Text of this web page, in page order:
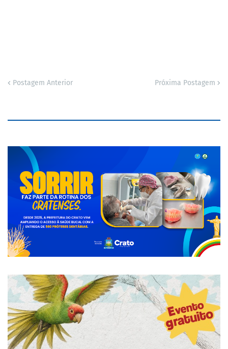
Postagem Anterior Próxima Postagem